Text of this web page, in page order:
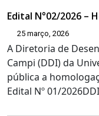
Edital N°02/2026 –
25 março, 2026
A Diretoria de
Campi (DDI) da
pública a
Edital Nº 01/